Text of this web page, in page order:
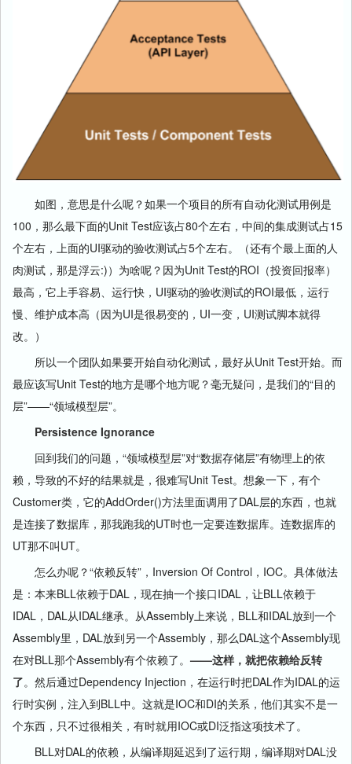
如图，意思是什么呢？如果一个项目的所有自动化测试用例是
100，那么最下面的Unit Test应该占80个左右，中间的集成测试占15
个左右，上面的UI驱动的验收测试占5个左右。（还有个最上面的人
肉测试，那是浮云:)）为啥呢？因为Unit Test的ROI（投资回报率）
最高，它上手容易、运行快，UI驱动的验收测试的ROI最低，运行
慢、维护成本高（因为UI是很易变的，UI一变，UI测试脚本就得
改。）
所以一个团队如果要开始自动化测试，最好从Unit Test开始。而
最应该写Unit Test的地方是哪个地方呢？毫无疑问，是我们的“目的
层”——“领域模型层”。
Persistence Ignorance
回到我们的问题，“领域模型层”对“数据存储层”有物理上的依
赖，导致的不好的结果就是，很难写Unit Test。想象一下，有个
Customer类，它的AddOrder()方法里面调用了DAL层的东西，也就
是连接了数据库，那我跑我的UT时也一定要连数据库。连数据库的
UT那不叫UT。
怎么办呢？“依赖反转”，Inversion Of Control，IOC。具体做法
是：本来BLL依赖于DAL，现在抽一个接口IDAL，让BLL依赖于
IDAL，DAL从IDAL继承。从Assembly上来说，BLL和IDAL放到一个
Assembly里，DAL放到另一个Assembly，那么DAL这个Assembly现
在对BLL那个Assembly有个依赖了。 ——这样，就把依赖给反转
了。然后通过Dependency Injection，在运行时把DAL作为IDAL的运
行时实例，注入到BLL中。这就是IOC和DI的关系，他们其实不是一
个东西，只不过很相关，有时就用IOC或DI泛指这项技术了。
BLL对DAL的依赖，从编译期延迟到了运行期，编译期对DAL没